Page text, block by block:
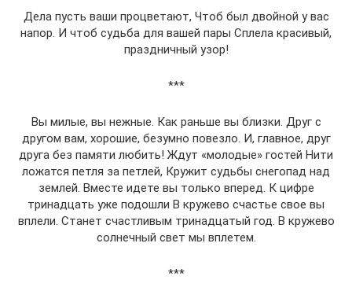
Дела пусть ваши процветают, Чтоб был двойной у вас
напор. И чтоб судьба для вашей пары Сплела красивый,
праздничный узор!
***
Вы милые, вы нежные. Как раньше вы близки. Друг с
другом вам, хорошие, безумно повезло. И, главное, друг
друга без памяти любить! Ждут «молодые» гостей Нити
ложатся петля за петлей, Кружит судьбы снегопад над
землей. Вместе идете вы только вперед. К цифре
тринадцать уже подошли В кружево счастье свое вы
вплели. Станет счастливым тринадцатый год. В кружево
солнечный свет мы вплетем.
***